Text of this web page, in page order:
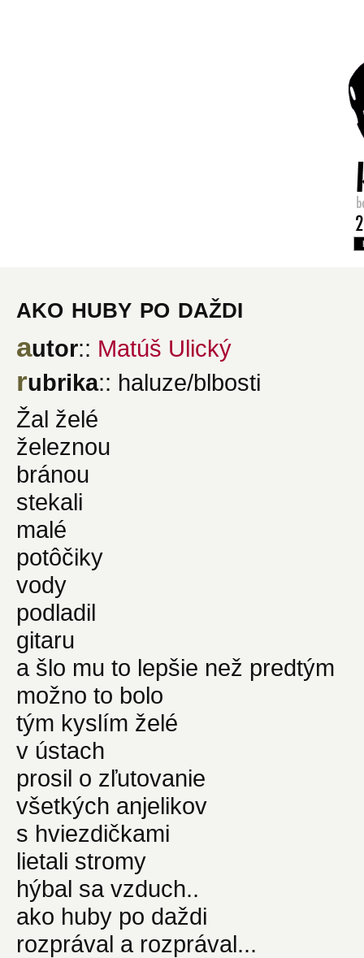
ako huby po daždi
autor:: Matúš Ulický
rubrika:: haluze/blbosti
Žal želé
železnou
bránou
stekali
malé
potôčiky
vody
podladil
gitaru
a šlo mu to lepšie než predtým
možno to bolo
tým kyslím želé
v ústach
prosil o zľutovanie
všetkých anjelikov
s hviezdičkami
lietali stromy
hýbal sa vzduch..
ako huby po daždi
rozprával a rozprával...